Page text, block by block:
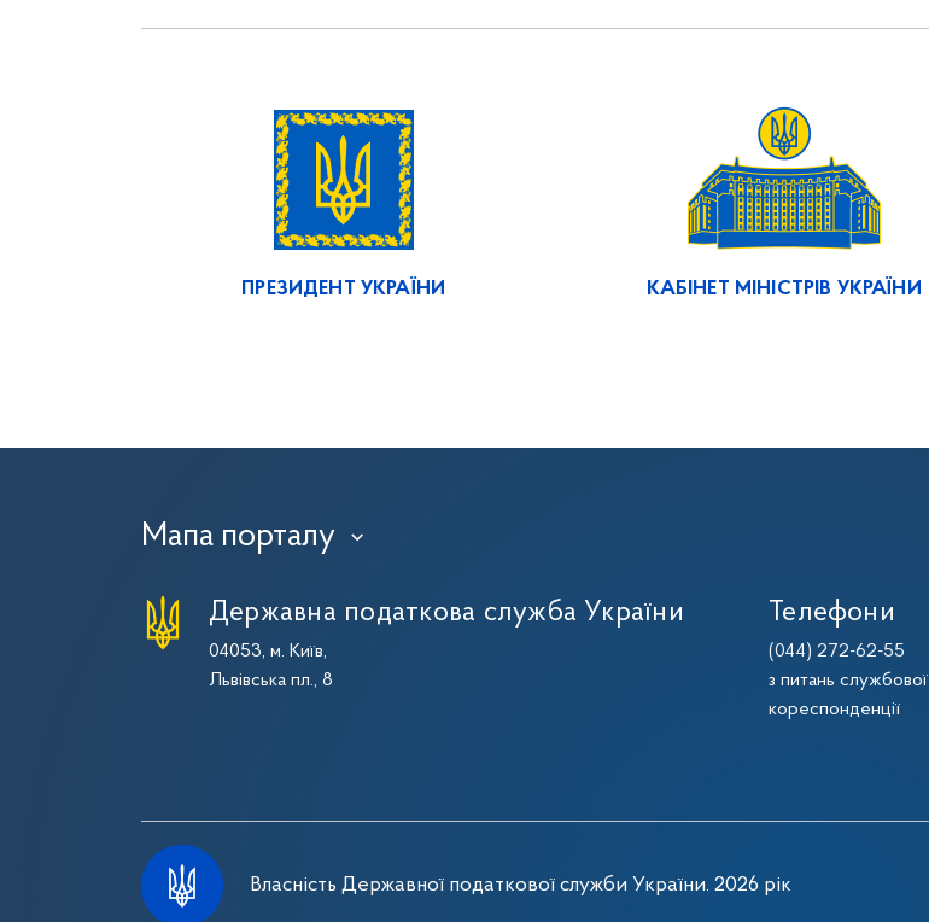
ПРЕЗИДЕНТ УКРАЇНИ КАБІНЕТ МІНІСТРІВ УКРАЇНИ
Мапа порталу ›
Державна податкова служба України
04053, м. Київ,
Львівська пл., 8
Телефони
(044) 272-62-55
з питань службової
кореспонденції
Власність Державної податкової служби України. 2026 рік